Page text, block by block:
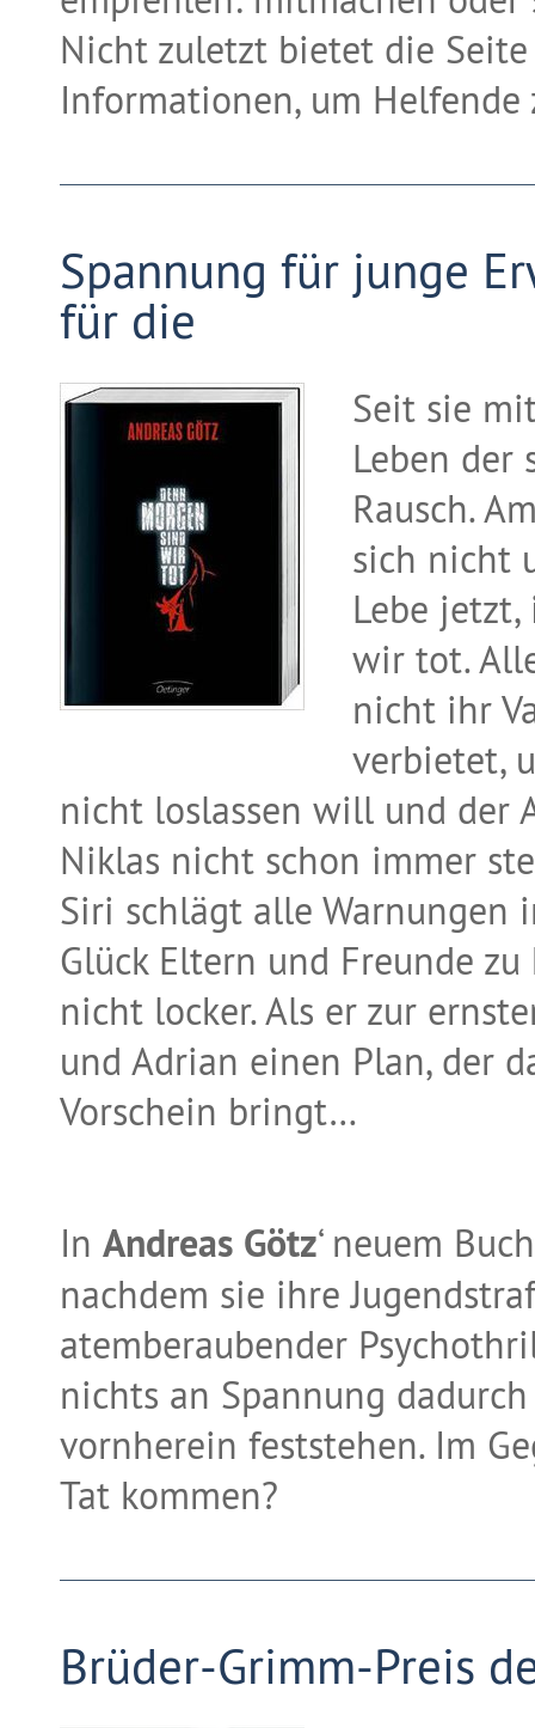
Nicht zuletzt bietet die
Informationen, um Helfende
Spannung für junge
für die
Seit sie
Leben der
Rausch.
sich nicht
Lebe
wir tot.
nicht ihr
verbietet,
nicht loslassen will und der
Niklas nicht schon immer
Siri schlägt alle
Glück Eltern und Freunde
nicht locker. Als er zur
und Adrian einen Plan, der
Vorschein bringt…
In Andreas Götz‘ neuem
nachdem sie ihre
atemberaubender
nichts an Spannung
vornherein feststehen. Im
Tat kommen?
Brüder-Grimm-Preis